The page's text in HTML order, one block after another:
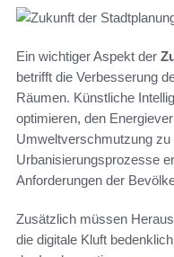
Ein wichtiger Aspekt der
betrifft die Verbesserung
Räumen. Künstliche
optimieren, den
Umweltverschmutzung zu
Urbanisierungsprozesse
Anforderungen der
Zusätzlich müssen
die digitale Kluft